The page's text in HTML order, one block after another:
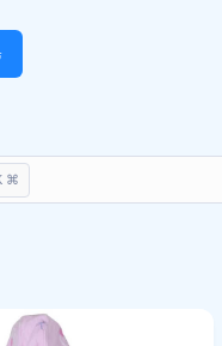
⌘ K